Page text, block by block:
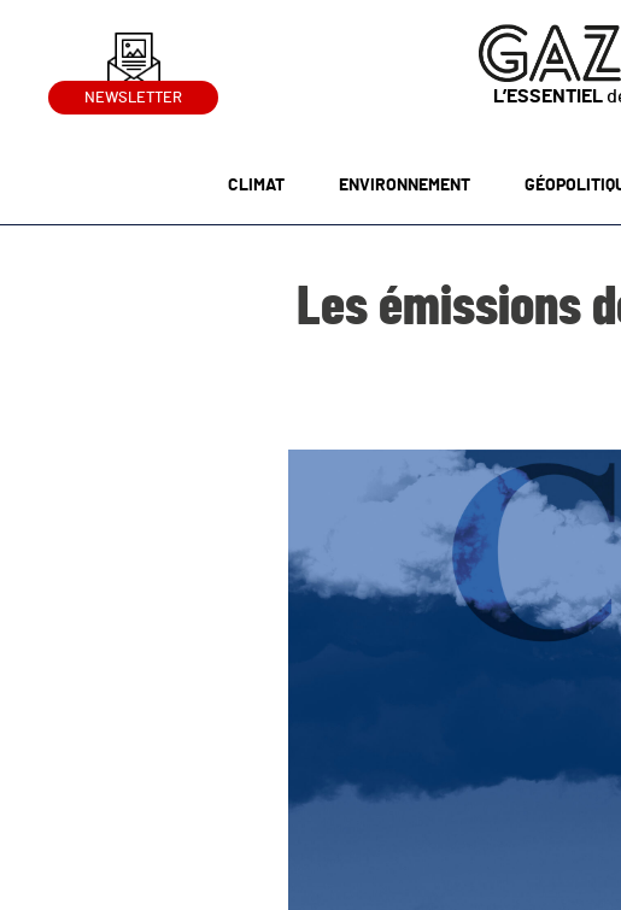
NEWSLETTER L’ESSENTIEL
CLIMAT ENVIRONNEMENT
Les émissions